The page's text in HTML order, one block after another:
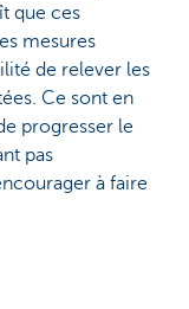
que ces
mesures
de relever les
Ce sont en
progresser le
pas
à faire